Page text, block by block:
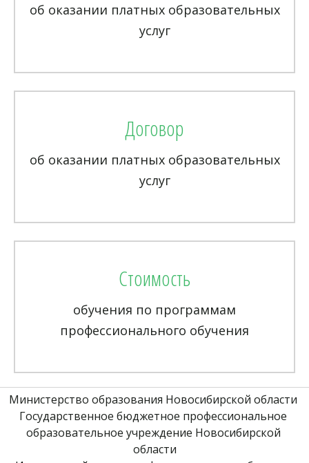
об оказании платных образовательных
услуг
Договор
об оказании платных образовательных
услуг
Стоимость
обучения по программам
профессионального обучения
Министерство образования Новосибирской области
Государственное бюджетное профессиональное
образовательное учреждение Новосибирской
области